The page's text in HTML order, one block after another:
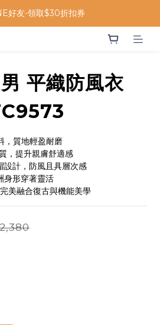
好友-領取$30折扣券
平織防風衣
，質地輕盈耐磨
，提升親膚舒適感
設計，防風且具層次感
身形穿著靈活
美融合復古與機能美學